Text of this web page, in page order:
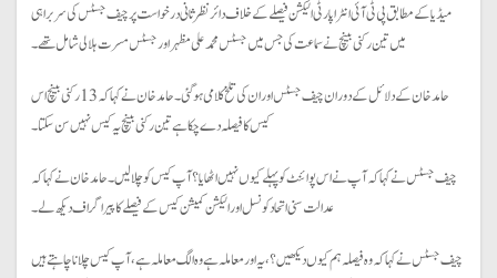
میڈیا کے مطابق پی ٹی آئی انٹرا پارٹی الیکشن فیصلے کے خلاف دائر نظر ثانی درخواست پر چیف جسٹس کی سربراہی
میں تین رکنی بینچ نے سماعت کی جس میں جسٹس محمد علی مظہر اور جسٹس مسرت ہلالی شامل تھے۔
حامد خان کے دلائل کے دوران چیف جسٹس اور ان کی تلخ کلامی ہوگئی۔ حامد خان نے کہا کہ 13 رکنی بینچ اس
کیس کا فیصلہ دے چکا ہے تین رکنی بینچ یہ کیس نہیں سن سکتا۔
چیف جسٹس نے کہا کہ آپ نے اس پوائنٹ کو پہلے کیوں نہیں اٹھایا؟ آپ کیس کو چلالیں۔ حامد خان نے کہا کہ
عدالت سنی اتحاد کونسل اور الیکشن کمیشن کیس کے فیصلے کا پیراگراف دیکھ لے۔
چیف جسٹس نے کہا کہ وہ فیصلہ ہم کیوں دیکھیں؟ ،یہ اور معاملہ ہے وہ الگ معاملہ ہے، آپ کیس چلانا چاہتے ہیں